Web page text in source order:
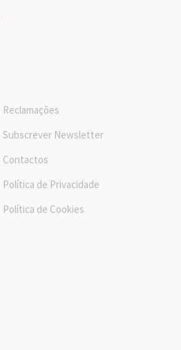
Reclamações
Subscrever Newsletter
Contactos
Política de Privacidade
Política de Cookies